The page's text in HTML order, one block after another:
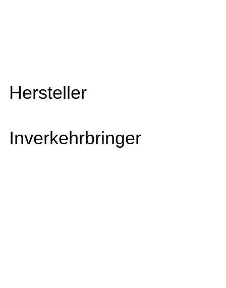
Hersteller
Inverkehrbringer